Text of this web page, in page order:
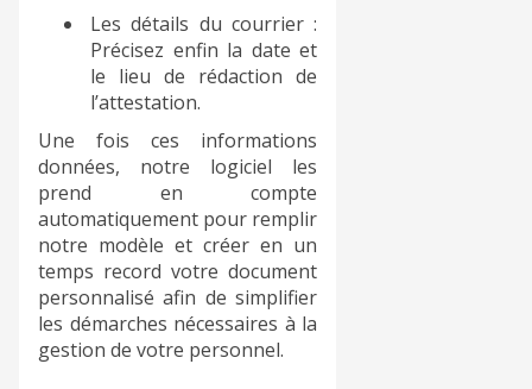
Les détails du courrier :
Précisez enfin la date et
le lieu de rédaction de
l’attestation.
Une fois ces informations
données, notre logiciel les
prend en compte
automatiquement pour remplir
notre modèle et créer en un
temps record votre document
personnalisé afin de simplifier
les démarches nécessaires à la
gestion de votre personnel.